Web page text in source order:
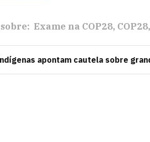
Exame na COP28 COP28
apontam cautela sobre